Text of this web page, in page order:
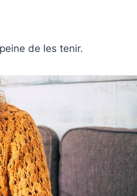
de les tenir.